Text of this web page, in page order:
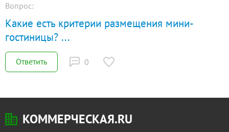
Вопрос:
Какие есть критерии размещения мини-
гостиницы? ...
Ответить 0
КОММЕРЧЕСКАЯ.RU